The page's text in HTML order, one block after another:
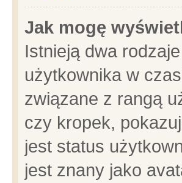
Jak mogę
Istnieją dwa
użytkownika w
związane z rangą
czy kropek,
jest status
jest znany jako